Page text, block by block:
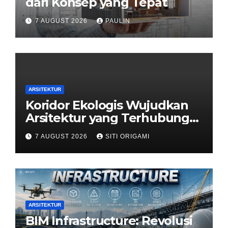
7 AUGUST 2026 PAULIN
ARSITEKTUR
Koridor Ekologis Wujudkan
Arsitektur yang Terhubung
dengan Alam
7 AUGUST 2026 SITI ORIGAMI
ARSITEKTUR
BIM Infrastructure: Revolusi